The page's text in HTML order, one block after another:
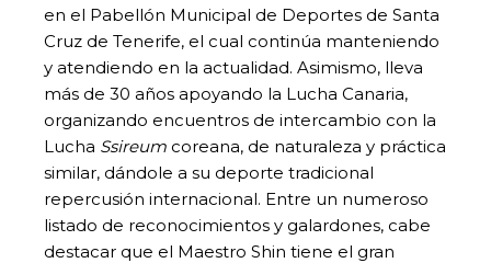
en el Pabellón Municipal de Deportes de Santa
Cruz de Tenerife, el cual continúa manteniendo
y atendiendo en la actualidad. Asimismo, lleva
más de 30 años apoyando la Lucha Canaria,
organizando encuentros de intercambio con la
Lucha Ssireum coreana, de naturaleza y práctica
similar, dándole a su deporte tradicional
repercusión internacional. Entre un numeroso
listado de reconocimientos y galardones, cabe
destacar que el Maestro Shin tiene el gran